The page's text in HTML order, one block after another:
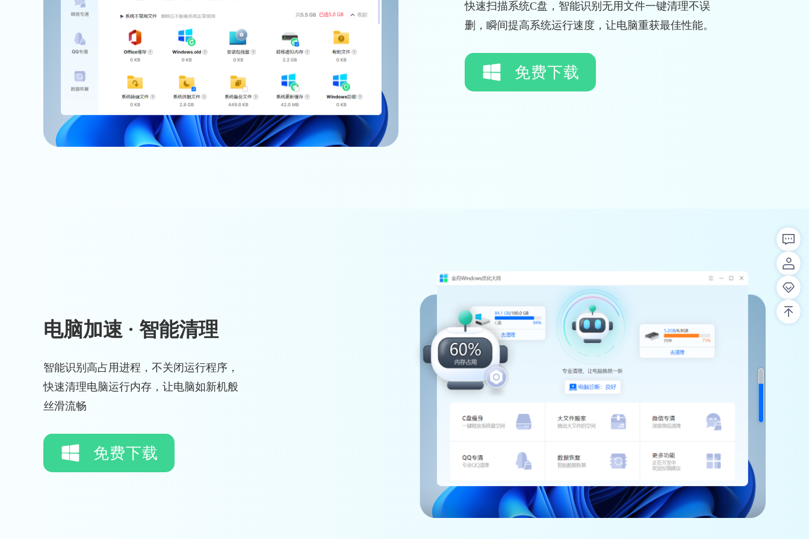
快速扫描系统C盘，智能识别无用文件一键清理不误
删，瞬间提高系统运行速度，让电脑重获最佳性能。
免费下载
电脑加速 · 智能清理
智能识别高占用进程，不关闭运行程序，
快速清理电脑运行内存，让电脑如新机般
丝滑流畅
免费下载